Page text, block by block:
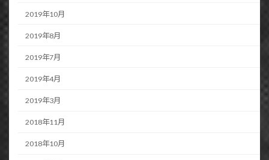
2019年10月
2019年8月
2019年7月
2019年4月
2019年3月
2018年11月
2018年10月